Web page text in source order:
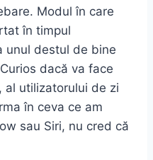
Modul în care
în timpul
unul destul de bine
dacă va face
al utilizatorului de zi
în ceva ce am
sau Siri, nu cred că